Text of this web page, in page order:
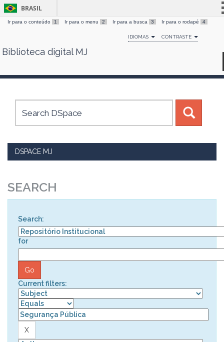
Skip
BRASIL
Simplifique!
Comunica BR
Canais
Ir para o conteúdo 1 Ir para o menu 2 Ir para a busca 3 Ir para o rodapé 4
IDIOMAS CONTRASTE
Biblioteca digital MJ
DSPACE MJ
SEARCH
Search:
for
Current filters: